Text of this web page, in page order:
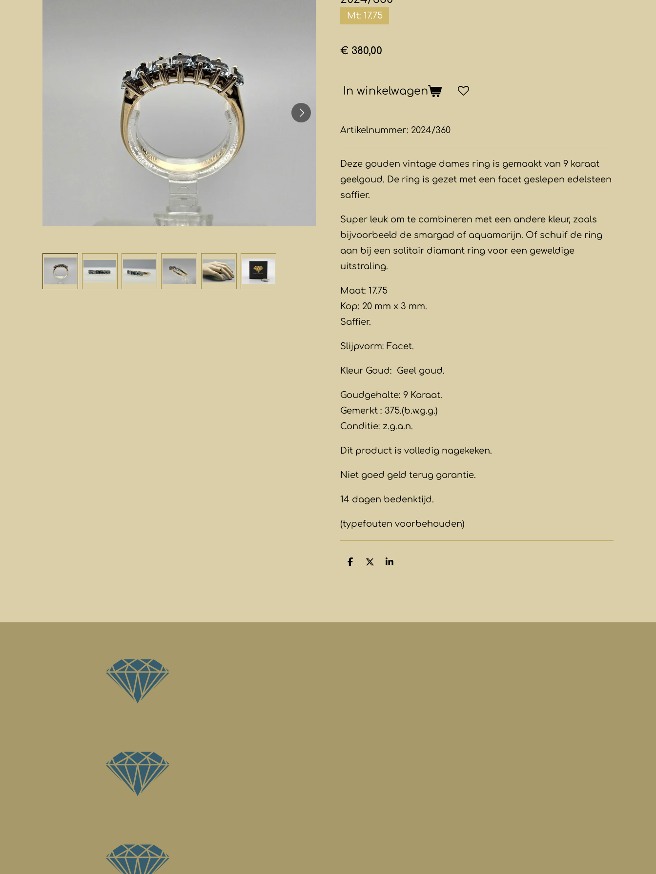
Mt: 17.75
€ 380,00
In winkelwagen
Artikelnummer: 2024/360
Deze gouden vintage dames ring is gemaakt van 9 karaat
geelgoud. De ring is gezet met een facet geslepen edelsteen
saffier.
Super leuk om te combineren met een andere kleur, zoals
bijvoorbeeld de smargad of aquamarijn. Of schuif de ring
aan bij een solitair diamant ring voor een geweldige
uitstraling.
Maat: 17.75
Kop: 20 mm x 3 mm.
Saffier.
Slijpvorm: Facet.
Kleur Goud: Geel goud.
Goudgehalte: 9 Karaat.
Gemerkt : 375.(b.w.g.g.)
Conditie: z.g.a.n.
Dit product is volledig nagekeken.
Niet goed geld terug garantie.
14 dagen bedenktijd.
(typefouten voorbehouden)
D
D
S